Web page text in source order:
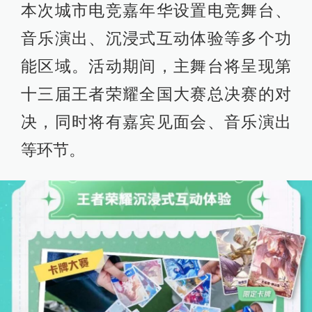
本次城市电竞嘉年华设置电竞舞台、
音乐演出、沉浸式互动体验等多个功
能区域。活动期间，主舞台将呈现第
十三届王者荣耀全国大赛总决赛的对
决，同时将有嘉宾见面会、音乐演出
等环节。